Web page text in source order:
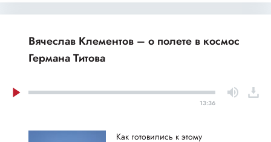
Вячеслав Клементов – о полете в космос
Германа Титова
13:36
Как готовились к этому